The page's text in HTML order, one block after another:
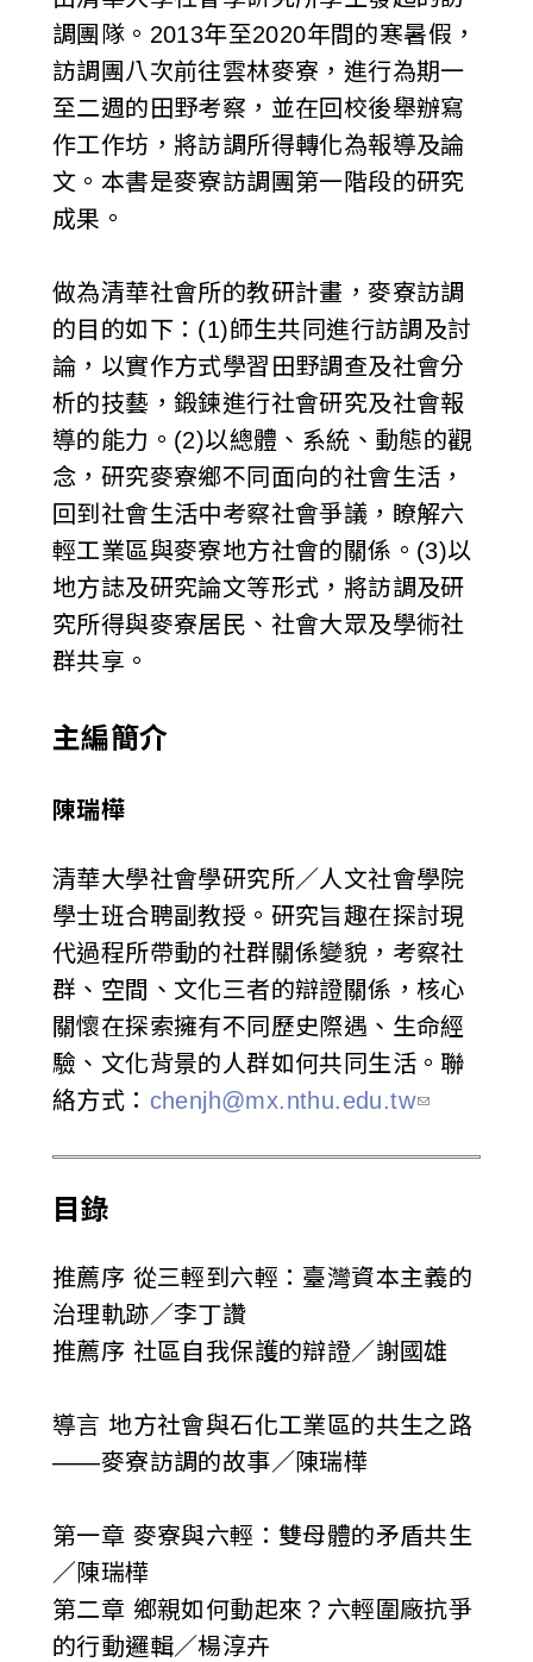
調團隊。2013年至2020年間的寒暑假，
訪調團八次前往雲林麥寮，進行為期一
至二週的田野考察，並在回校後舉辦寫
作工作坊，將訪調所得轉化為報導及論
文。本書是麥寮訪調團第一階段的研究
成果。
做為清華社會所的教研計畫，麥寮訪調
的目的如下：(1)師生共同進行訪調及討
論，以實作方式學習田野調查及社會分
析的技藝，鍛鍊進行社會研究及社會報
導的能力。(2)以總體、系統、動態的觀
念，研究麥寮鄉不同面向的社會生活，
回到社會生活中考察社會爭議，瞭解六
輕工業區與麥寮地方社會的關係。(3)以
地方誌及研究論文等形式，將訪調及研
究所得與麥寮居民、社會大眾及學術社
群共享。
主編簡介
陳瑞樺
清華大學社會學研究所／人文社會學院
學士班合聘副教授。研究旨趣在探討現
代過程所帶動的社群關係變貌，考察社
群、空間、文化三者的辯證關係，核心
關懷在探索擁有不同歷史際遇、生命經
驗、文化背景的人群如何共同生活。聯
絡方式： chenjh@mx.nthu.edu.tw
目錄
推薦序 從三輕到六輕：臺灣資本主義的
治理軌跡／李丁讚
推薦序 社區自我保護的辯證／謝國雄
導言 地方社會與石化工業區的共生之路
——麥寮訪調的故事／陳瑞樺
第一章 麥寮與六輕：雙母體的矛盾共生
／陳瑞樺
第二章 鄉親如何動起來？六輕圍廠抗爭
的行動邏輯／楊淳卉